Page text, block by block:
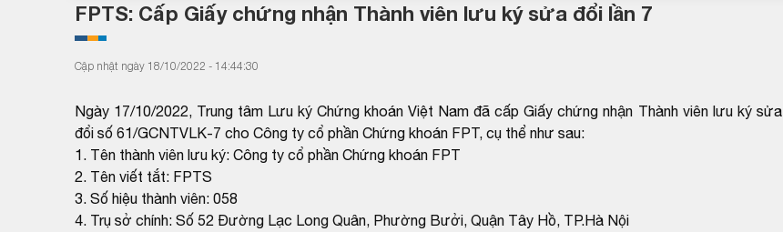
FPTS: Cấp Giấy chứng nhận Thành viên lưu ký sửa đổi lần 7
Cập nhật ngày 18/10/2022 - 14:44:30
Ngày 17/10/2022, Trung tâm Lưu ký Chứng khoán Việt Nam đã cấp Giấy chứng nhận Thành viên lưu ký sửa
đổi số 61/GCNTVLK-7 cho Công ty cổ phần Chứng khoán FPT, cụ thể như sau:
1. Tên thành viên lưu ký: Công ty cổ phần Chứng khoán FPT
2. Tên viết tắt: FPTS
3. Số hiệu thành viên: 058
4. Trụ sở chính: Số 52 Đường Lạc Long Quân, Phường Bưởi, Quận Tây Hồ, TP.Hà Nội